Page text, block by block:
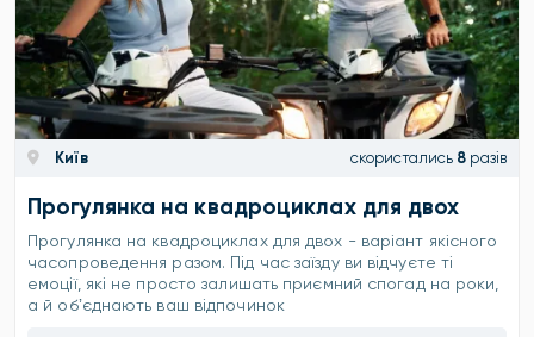
Київ скористались 8 разів
Прогулянка на квадроциклах для двох
Прогулянка на квадроциклах для двох - варіант якісного
часопроведення разом. Під час заїзду ви відчуєте ті
емоції, які не просто залишать приємний спогад на роки,
а й обʼєднають ваш відпочинок